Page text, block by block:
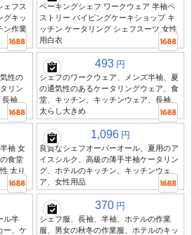
ェフス
グキッ
ン作業
ベーキングシェフ ワークウェア 半袖ペ
ストリー パイピングケーキショップ キ
ッチン ケータリング シェフスーツ 女性
用白衣
性の
リン
長袖
493 円
シェフのワークウェア、メンズ半袖、夏
の通気性のあるケータリングウェア、食
堂、キッチン、キッチンウェア、長袖、
太らし大きめ
袖 女
食堂
太り
1,096 円
良質なシェフオーバーオール、夏用のア
イスシルク、高級の薄手半袖ケータリン
グ、ホテルのキッチン、キッチンウェ
ア、女性用品
ル半
ー、ケ
370 円
シェフ服、長袖、半袖、ホテルの作業
服、男女の秋冬の作業服、ホテルのキッ